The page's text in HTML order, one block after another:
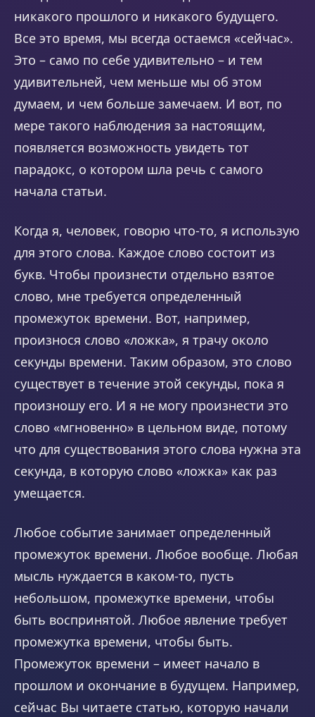
никакого прошлого и никакого будущего.
Все это время, мы всегда остаемся «сейчас».
Это – само по себе удивительно – и тем
удивительней, чем меньше мы об этом
думаем, и чем больше замечаем. И вот, по
мере такого наблюдения за настоящим,
появляется возможность увидеть тот
парадокс, о котором шла речь с самого
начала статьи.
Когда я, человек, говорю что-то, я использую
для этого слова. Каждое слово состоит из
букв. Чтобы произнести отдельно взятое
слово, мне требуется определенный
промежуток времени. Вот, например,
произнося слово «ложка», я трачу около
секунды времени. Таким образом, это слово
существует в течение этой секунды, пока я
произношу его. И я не могу произнести это
слово «мгновенно» в цельном виде, потому
что для существования этого слова нужна эта
секунда, в которую слово «ложка» как раз
умещается.
Любое событие занимает определенный
промежуток времени. Любое вообще. Любая
мысль нуждается в каком-то, пусть
небольшом, промежутке времени, чтобы
быть воспринятой. Любое явление требует
промежутка времени, чтобы быть.
Промежуток времени – имеет начало в
прошлом и окончание в будущем. Например,
сейчас Вы читаете статью, которую начали